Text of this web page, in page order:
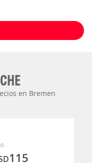
en Bremen
115